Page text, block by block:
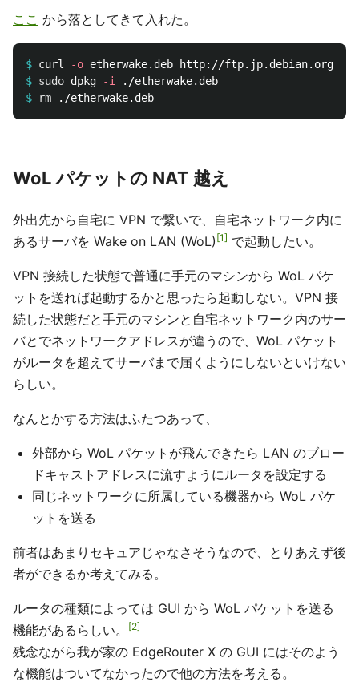
ここ から落としてきて入れた。
$ curl -o etherwake.deb http://ftp.jp.debian.org/
$ sudo dpkg -i
$
rm
WoL パケットの NAT 越え
外出先から自宅に VPN で繋いで、自宅ネットワーク内に
あるサーバを Wake on LAN (WoL) 1 で起動したい。
VPN 接続した状態で普通に手元のマシンから WoL パケ
ットを送れば起動するかと思ったら起動しない。VPN 接
続した状態だと手元のマシンと自宅ネットワーク内のサー
バとでネットワークアドレスが違うので、WoL パケット
がルータを超えてサーバまで届くようにしないといけない
らしい。
なんとかする方法はふたつあって、
外部から WoL パケットが飛んできたら LAN のブロー
ドキャストアドレスに流すようにルータを設定する
同じネットワークに所属している機器から WoL パケ
ットを送る
前者はあまりセキュアじゃなさそうなので、とりあえず後
者ができるか考えてみる。
ルータの種類によっては GUI から WoL パケットを送る
機能があるらしい。
2
残念ながら我が家の EdgeRouter X の GUI にはそのよう
な機能はついてなかったので他の方法を考える。